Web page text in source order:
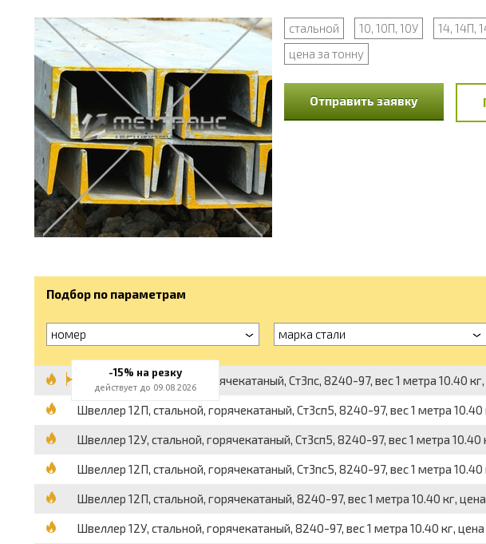
стальной 10, 10П, 10У 14, 14П,
цена за тонну
Отправить заявку
Подбор по параметрам
номер марка стали
Швеллер 12, стальной, горячекатаный, Ст3пс, 8240-97, вес 1 метра 10.40
Швеллер 12П, стальной, горячекатаный, Ст3сп5, 8240-97, вес 1 метра 10.40
Швеллер 12У, стальной, горячекатаный, Ст3сп5, 8240-97, вес 1 метра 10.40
Швеллер 12П, стальной, горячекатаный, Ст3пс5, 8240-97, вес 1 метра 10.40
Швеллер 12П, стальной, горячекатаный, 8240-97, вес 1 метра 10.40 кг,
Швеллер 12У, стальной, горячекатаный, 8240-97, вес 1 метра 10.40 кг, цена
-15% на резку
действует до 09.08.2026